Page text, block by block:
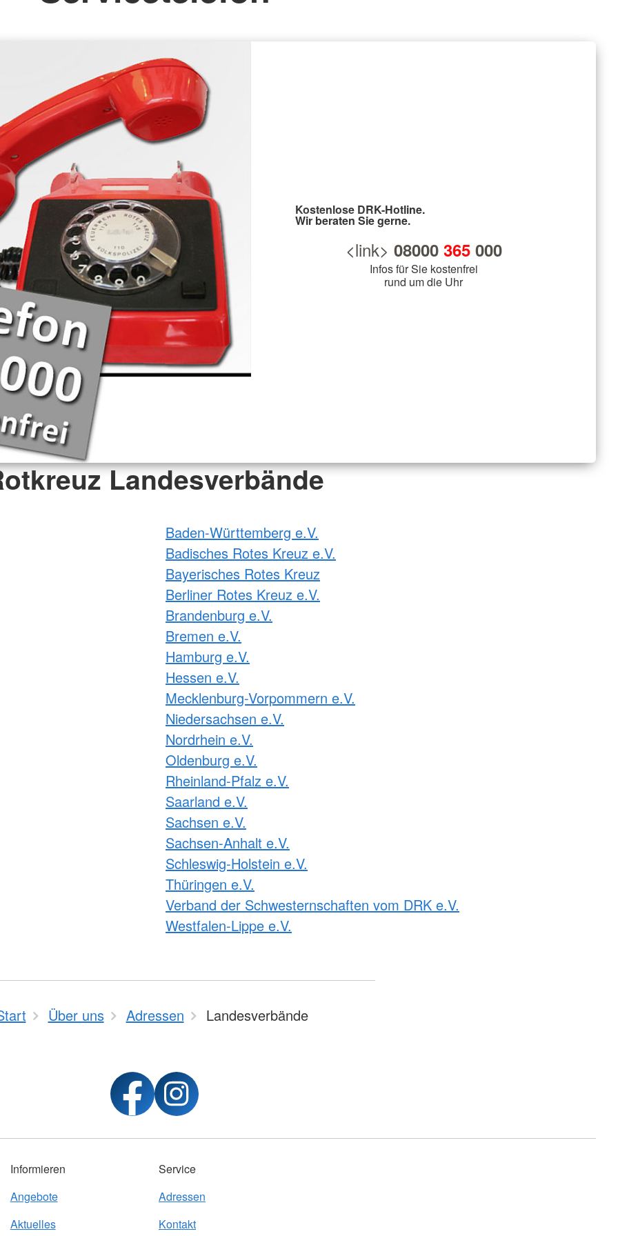
Kostenlose DRK-Hotline.
Wir beraten Sie gerne.
<link> 08000 365000
Infos für Sie kostenfrei
rund um die Uhr
Landesverbände
Baden-Württemberg e.V.
Badisches Rotes Kreuz e.V.
Bayerisches Rotes Kreuz
Berliner Rotes Kreuz e.V.
Brandenburg e.V.
Bremen e.V.
Hamburg e.V.
Hessen e.V.
Mecklenburg-Vorpommern e.V.
Niedersachsen e.V.
Nordrhein e.V.
Oldenburg e.V.
Rheinland-Pfalz e.V.
Saarland e.V.
Sachsen e.V.
Sachsen-Anhalt e.V.
Schleswig-Holstein e.V.
Thüringen e.V.
Verband der Schwesternschaften vom DRK e.V.
Westfalen-Lippe e.V.
Über uns Adressen Landesverbände
Informieren
Angebote
Aktuelles
Service
Adressen
Kontakt